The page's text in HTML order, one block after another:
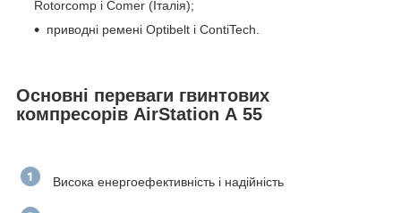
Rotorcomp і Comer (Італія);
приводні ремені Optibelt і ContiTech.
Основні переваги гвинтових
компресорів AirStation А 55
Висока енергоефективність і надійність